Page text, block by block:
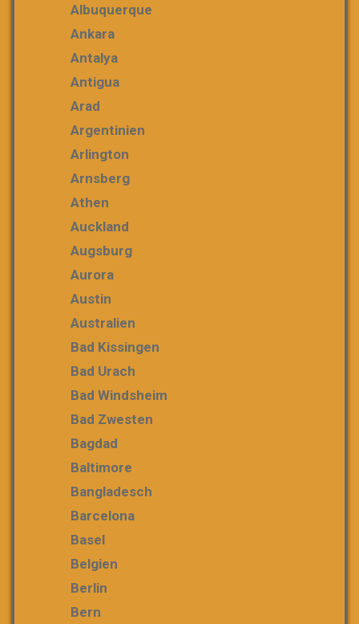
Albuquerque
Ankara
Antalya
Antigua
Arad
Argentinien
Arlington
Arnsberg
Athen
Auckland
Augsburg
Aurora
Austin
Australien
Bad Kissingen
Bad Urach
Bad Windsheim
Bad Zwesten
Bagdad
Baltimore
Bangladesch
Barcelona
Basel
Belgien
Berlin
Bern